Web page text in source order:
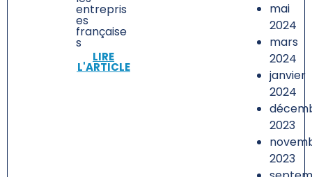
entrepris
es
française
s
LIRE
L'ARTICLE
mai
2024
mars
2024
janvier
2024
2023
2023